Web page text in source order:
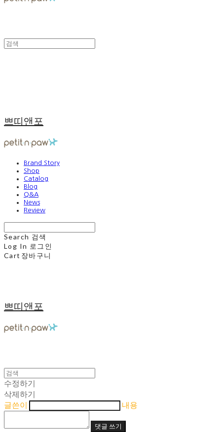
쁘띠앤포
Brand Story
Shop
Catalog
Blog
Q&A
News
Review
Search 검색
Log In 로그인
Cart 장바구니
쁘띠앤포
수정하기
삭제하기
글쓴이
내용
댓글 쓰기